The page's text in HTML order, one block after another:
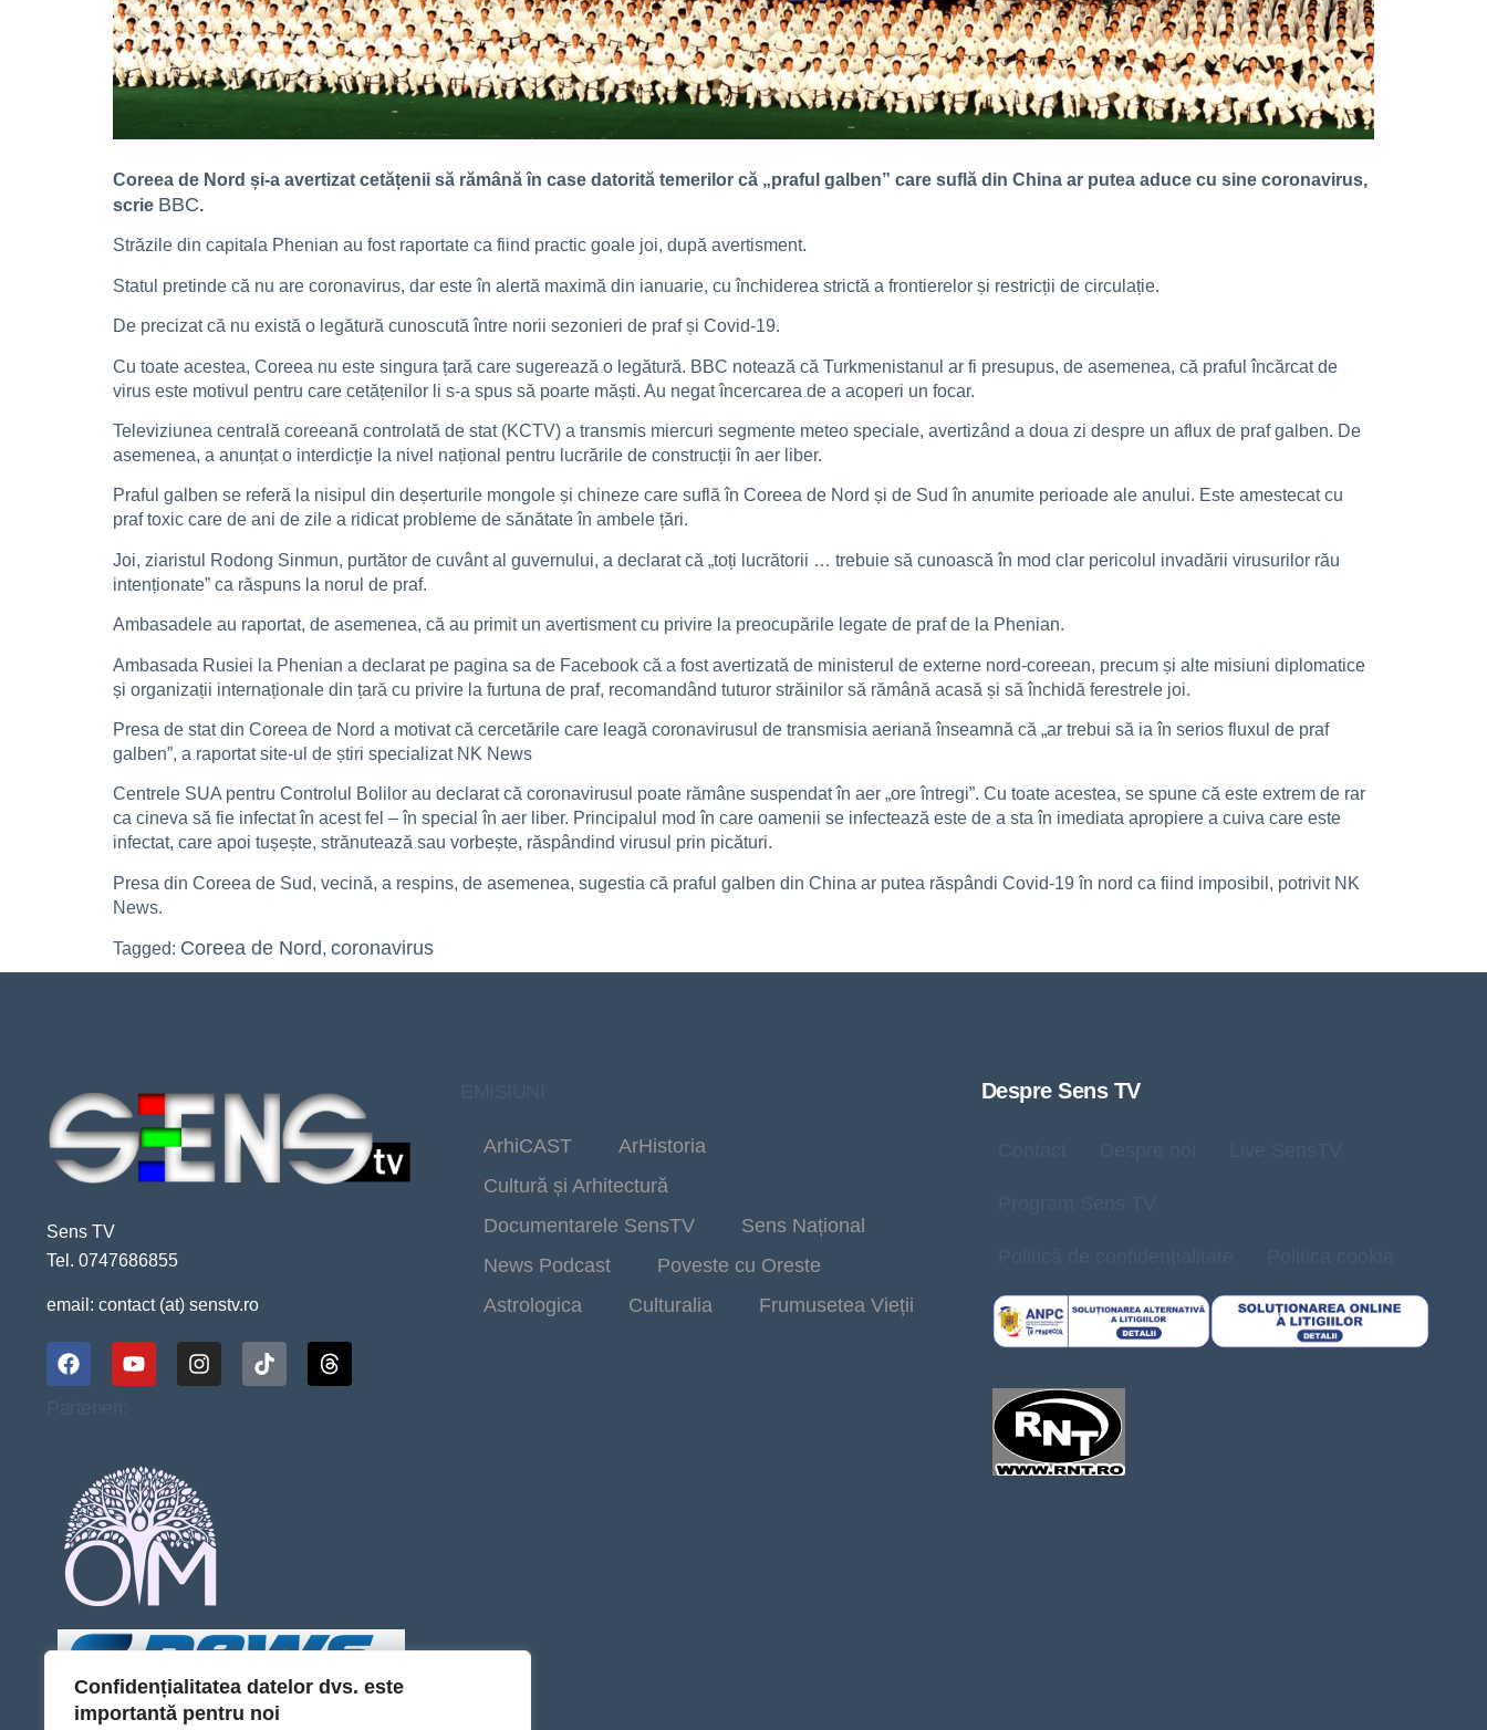
Confidențialitatea datelor dvs. este
importantă pentru noi
Coreea de Nord și-a avertizat cetățenii să rămână în case datorită temerilor că „praful galben” care suflă din China ar putea aduce cu sine coronavirus,
scrie BBC.
Străzile din capitala Phenian au fost raportate ca fiind practic goale joi, după avertisment.
Statul pretinde că nu are coronavirus, dar este în alertă maximă din ianuarie, cu închiderea strictă a frontierelor și restricții de circulație.
De precizat că nu există o legătură cunoscută între norii sezonieri de praf și Covid-19.
Cu toate acestea, Coreea nu este singura țară care sugerează o legătură. BBC notează că Turkmenistanul ar fi presupus, de asemenea, că praful încărcat de
virus este motivul pentru care cetățenilor li s-a spus să poarte măști. Au negat încercarea de a acoperi un focar.
Televiziunea centrală coreeană controlată de stat (KCTV) a transmis miercuri segmente meteo speciale, avertizând a doua zi despre un aflux de praf galben. De
asemenea, a anunțat o interdicție la nivel național pentru lucrările de construcții în aer liber.
Praful galben se referă la nisipul din deșerturile mongole și chineze care suflă în Coreea de Nord și de Sud în anumite perioade ale anului. Este amestecat cu
praf toxic care de ani de zile a ridicat probleme de sănătate în ambele țări.
Joi, ziaristul Rodong Sinmun, purtător de cuvânt al guvernului, a declarat că „toți lucrătorii … trebuie să cunoască în mod clar pericolul invadării virusurilor rău
intenționate” ca răspuns la norul de praf.
Ambasadele au raportat, de asemenea, că au primit un avertisment cu privire la preocupările legate de praf de la Phenian.
Ambasada Rusiei la Phenian a declarat pe pagina sa de Facebook că a fost avertizată de ministerul de externe nord-coreean, precum și alte misiuni diplomatice
și organizații internaționale din țară cu privire la furtuna de praf, recomandând tuturor străinilor să rămână acasă și să închidă ferestrele joi.
Presa de stat din Coreea de Nord a motivat că cercetările care leagă coronavirusul de transmisia aeriană înseamnă că „ar trebui să ia în serios fluxul de praf
galben”, a raportat site-ul de știri specializat NK News
Centrele SUA pentru Controlul Bolilor au declarat că coronavirusul poate rămâne suspendat în aer „ore întregi”. Cu toate acestea, se spune că este extrem de rar
ca cineva să fie infectat în acest fel – în special în aer liber. Principalul mod în care oamenii se infectează este de a sta în imediata apropiere a cuiva care este
infectat, care apoi tușește, strănutează sau vorbește, răspândind virusul prin picături.
Presa din Coreea de Sud, vecină, a respins, de asemenea, sugestia că praful galben din China ar putea răspândi Covid-19 în nord ca fiind imposibil, potrivit NK
News.
Tagged: Coreea de Nord, coronavirus
Sens TV
Tel. 0747686855
email: contact (at) senstv.ro
ArhiCAST
ArHistoria
Cultură și Arhitectură
Documentarele SensTV
Sens Național
News Podcast
Poveste cu Oreste
Astrologica
Culturalia Frumusetea Vieții
Despre Sens TV